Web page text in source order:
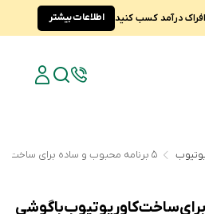
درآمد کسب کنید اطلاعات بیشتر
۵ برنامه محبوب و ساده برای ساخت کاور یوتیوب با گوشی و کامپیوتر
ساخت کاور یوتیوب با گوشی